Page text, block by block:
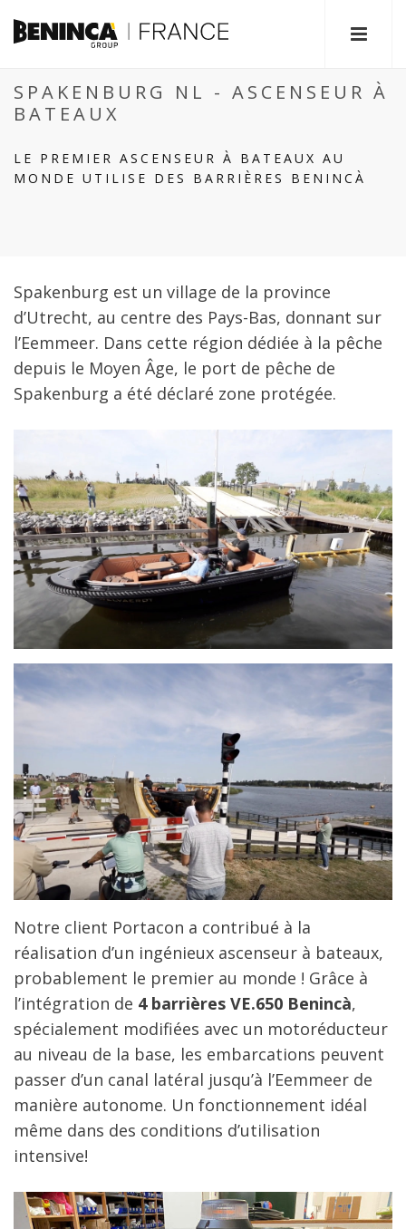
SPAKENBURG NL - ASCENSEUR À
BATEAUX
LE PREMIER ASCENSEUR À BATEAUX AU
MONDE UTILISE DES BARRIÈRES BENINCÀ
Spakenburg est un village de la province
d’Utrecht, au centre des Pays-Bas, donnant sur
l’Eemmeer. Dans cette région dédiée à la pêche
depuis le Moyen Âge, le port de pêche de
Spakenburg a été déclaré zone protégée.
Notre client Portacon a contribué à la
réalisation d’un ingénieux ascenseur à bateaux,
probablement le premier au monde ! Grâce à
l’intégration de 4 barrières VE.650 Benincà,
spécialement modifiées avec un motoréducteur
au niveau de la base, les embarcations peuvent
passer d’un canal latéral jusqu’à l’Eemmeer de
manière autonome. Un fonctionnement idéal
même dans des conditions d’utilisation
intensive!